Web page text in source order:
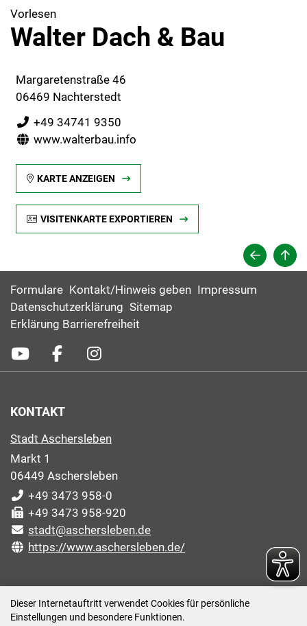
Dieser Internetauftritt verwendet Cookies für persönliche
Einstellungen und besondere Funktionen.
Vorlesen
Walter Dach & Bau
Margaretenstraße 46
06469 Nachterstedt
+49 34741 9350
www.walterbau.info
KARTE ANZEIGEN
VISITENKARTE EXPORTIEREN
Formulare Kontakt/Hinweis geben Impressum
Datenschutzerklärung Sitemap
Erklärung Barrierefreiheit
KONTAKT
Stadt Aschersleben
Markt 1
06449 Aschersleben
+49 3473 958-0
+49 3473 958-920
stadt@aschersleben.de
https://www.aschersleben.de/
Montag: 09:00-12:00 /14:00-15:00 Uhr